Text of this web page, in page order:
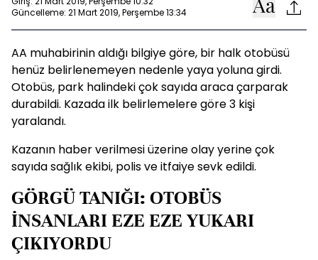
Güncelleme: 21 Mart 2019, Perşembe 13:34
AA muhabirinin aldığı bilgiye göre, bir halk otobüsü
henüz belirlenemeyen nedenle yaya yoluna girdi.
Otobüs, park halindeki çok sayıda araca çarparak
durabildi. Kazada ilk belirlemelere göre 3 kişi
yaralandı.
Kazanın haber verilmesi üzerine olay yerine çok
sayıda sağlık ekibi, polis ve itfaiye sevk edildi.
GÖRGÜ TANIĞI: OTOBÜS
İNSANLARI EZE EZE YUKARI
ÇIKIYORDU